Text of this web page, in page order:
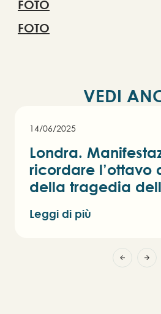
FOTO
FOTO
VEDI AN
14/06/2025
Londra.
ricordare l’ottavo
della tragedia
Leggi di più